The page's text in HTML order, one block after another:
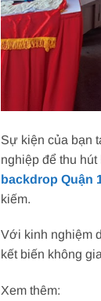
Sự kiện của bạn
nghiệp để thu
backdrop Quận
kiếm.
Với kinh nghiệm
kết biến không
Xem thêm: